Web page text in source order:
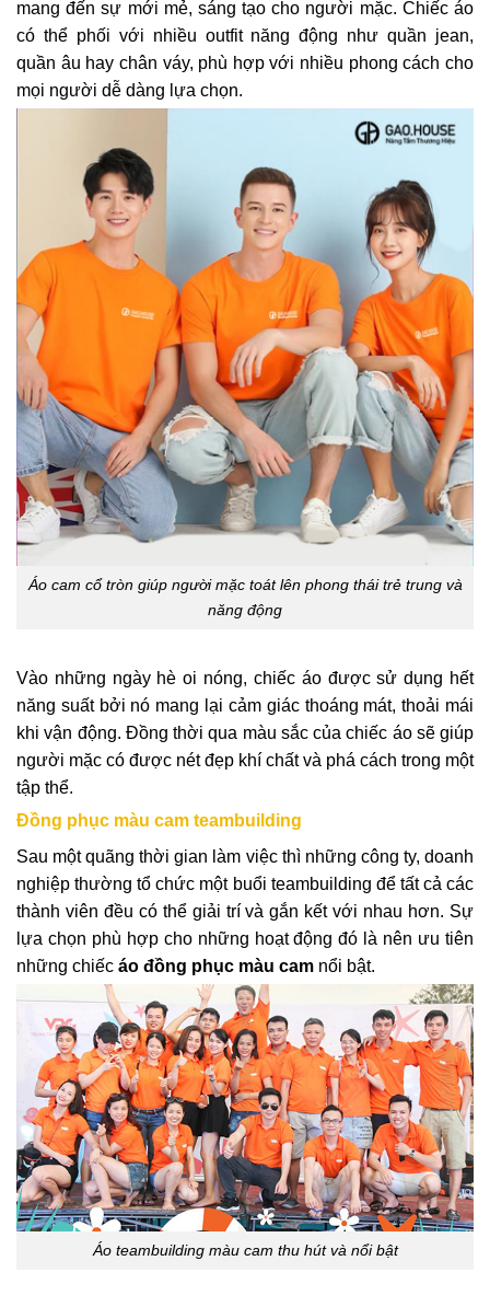
mang đến sự mới mẻ, sáng tạo cho người mặc. Chiếc áo
có thể phối với nhiều outfit năng động như quần jean,
quần âu hay chân váy, phù hợp với nhiều phong cách cho
mọi người dễ dàng lựa chọn.
Áo cam cổ tròn giúp người mặc toát lên phong thái trẻ trung và
năng động
Vào những ngày hè oi nóng, chiếc áo được sử dụng hết
năng suất bởi nó mang lại cảm giác thoáng mát, thoải mái
khi vận động. Đồng thời qua màu sắc của chiếc áo sẽ giúp
người mặc có được nét đẹp khí chất và phá cách trong một
tập thể.
Đồng phục màu cam teambuilding
Sau một quãng thời gian làm việc thì những công ty, doanh
nghiệp thường tổ chức một buổi teambuilding để tất cả các
thành viên đều có thể giải trí và gắn kết với nhau hơn. Sự
lựa chọn phù hợp cho những hoạt động đó là nên ưu tiên
những chiếc áo đồng phục màu cam nổi bật.
Áo teambuilding màu cam thu hút và nổi bật